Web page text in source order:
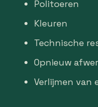
Politoeren
Kleuren
Technische
Opnieuw
Verlijmen van